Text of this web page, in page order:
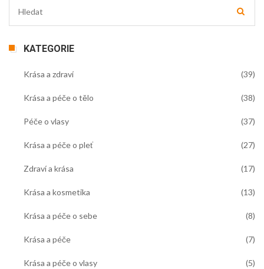
KATEGORIE
Krása a zdraví (39)
Krása a péče o tělo (38)
Péče o vlasy (37)
Krása a péče o pleť (27)
Zdraví a krása (17)
Krása a kosmetika (13)
Krása a péče o sebe (8)
Krása a péče (7)
Krása a péče o vlasy (5)